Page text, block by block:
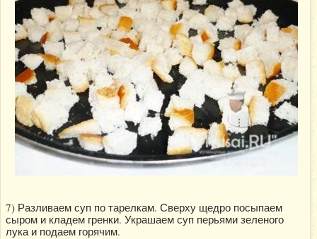
7) Разливаем суп по тарелкам. Сверху щедро посыпаем
сыром и кладем гренки. Украшаем суп перьями зеленого
лука и подаем горячим.